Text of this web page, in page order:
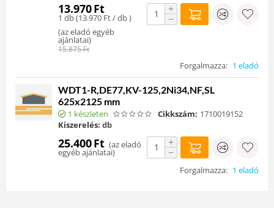
13.970Ft
1 db (13.970 Ft/ db )
(az eladó egyéb
ajánlatai)
15.875Ft
+
−
Forgalmazza: 1 eladó
WDT1-R,DE77,KV-125,2Ni34,NF,SL
625x2125 mm
1 készleten Cikkszám: 1710019152
Kiszerelés: db
25.400Ft (az eladó
egyéb ajánlatai)
+
−
Forgalmazza: 1 eladó